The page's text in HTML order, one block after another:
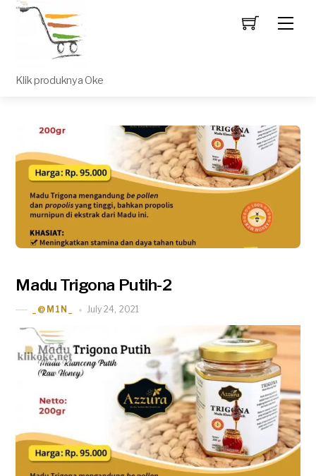
Klik produknya Oke
Madu Trigona Putih-2
_@M1N_ July 24, 2021